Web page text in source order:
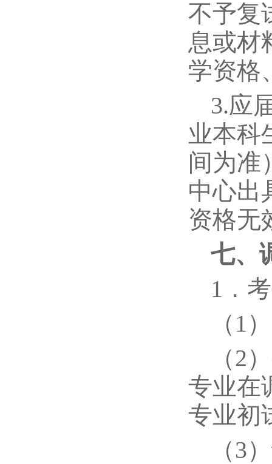
不予复
息或材
学资格
3.应
业本科
间为准
中心出
资格无
七、
1．
（1
（2
专业在
专业初
（3